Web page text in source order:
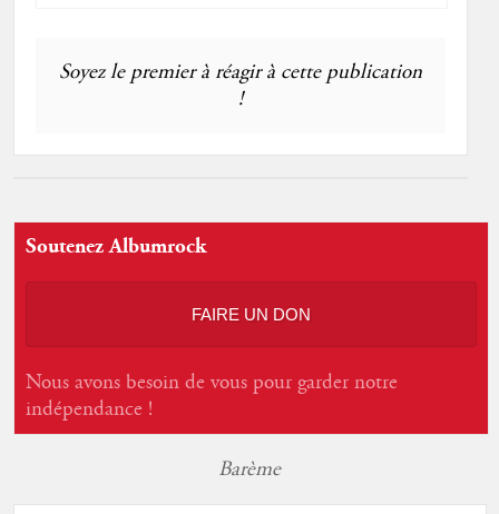
Soyez le premier à réagir à cette publication
!
Soutenez Albumrock
FAIRE UN DON
Nous avons besoin de vous pour garder notre
indépendance !
Barème